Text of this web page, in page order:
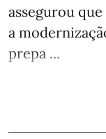
assegurou
a
prepa ...